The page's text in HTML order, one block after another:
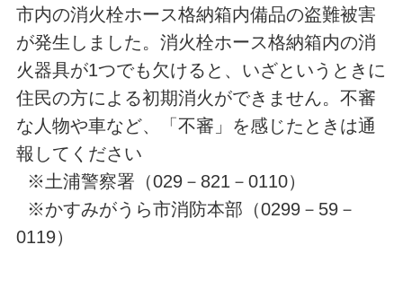
市内の消火栓ホース格納箱内備品の盗難被害
が発生しました。消火栓ホース格納箱内の消
火器具が1つでも欠けると、いざというときに
住民の方による初期消火ができません。 不審
な人物や車など、「不審」を感じたときは通
報してください
※土浦警察署（029－821－0110）
※かすみがうら市消防本部（0299－59－
0119）